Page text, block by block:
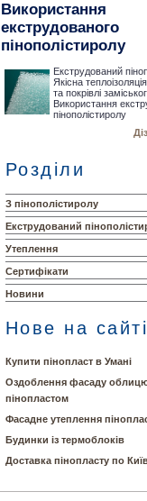
Використання
екструдованого
пінополістиролу
Екструдований
Якісна
та покрівлі
Використання
пінополістиролу
З пінополістиролу
Екструдований
Утеплення
Сертифікати
Новини
Нове на сайті
Купити пінопласт в Умані
Оздоблення фасаду
пінопластом
Фасадне утеплення
Будинки із термоблоків
Доставка пінопласту по